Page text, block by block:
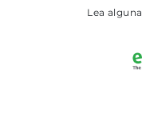
Lea algunas de las opiniones